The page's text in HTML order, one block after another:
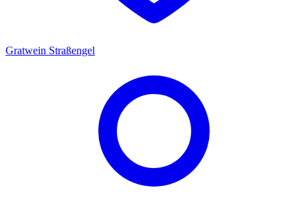
Gratwein Straßengel